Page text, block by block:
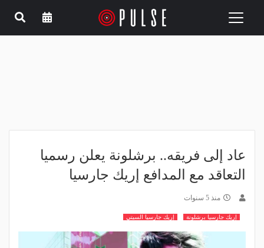
Toggle
عاد إلى فريقه.. برشلونة يعلن رسميا
التعاقد مع المدافع إريك جارسيا
منذ 5 سنوات
إريك جارسيا برشلونة إريك جارسيا السيتي